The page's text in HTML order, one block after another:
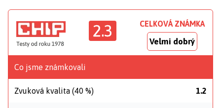
2.3 CELKOVÁ ZNÁMKA
Velmi dobrý
Co jsme známkovali
Zvuková kvalita (40 %) 1.2